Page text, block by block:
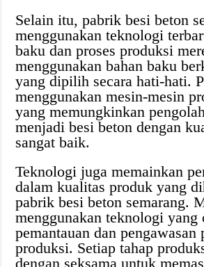
Selain itu, pabrik besi beton
menggunakan teknologi
baku dan proses produksi
menggunakan bahan baku
yang dipilih secara hati-hati.
menggunakan mesin-mesin
yang memungkinkan
menjadi besi beton dengan
sangat baik.
Teknologi juga memainkan
dalam kualitas produk yang
pabrik besi beton semarang.
menggunakan teknologi yang
pemantauan dan pengawasan
produksi. Setiap tahap
dengan seksama untuk